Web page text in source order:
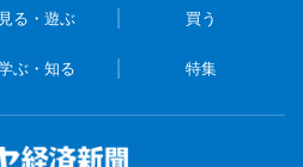
見る・遊ぶ 買う
ぶ・知る 特集